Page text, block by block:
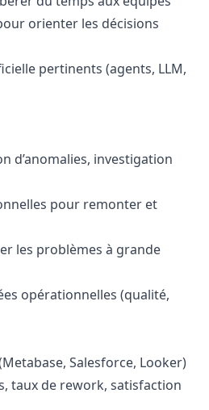
orienter les décisions
pertinents (agents, LLM,
d’anomalies, investigation
pour remonter et
les problèmes à grande
opérationnelles (qualité,
Salesforce, Looker)
taux de rework, satisfaction